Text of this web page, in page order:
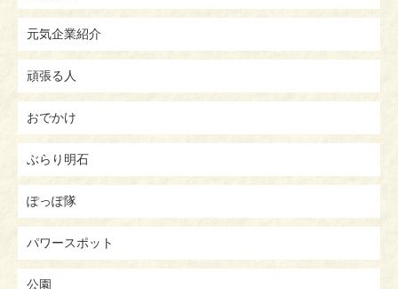
元気企業紹介
頑張る人
おでかけ
ぶらり明石
ぽっぽ隊
パワースポット
公園